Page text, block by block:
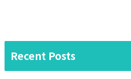
Recent Posts